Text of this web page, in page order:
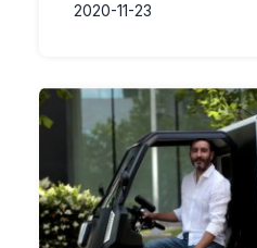
2020-11-23